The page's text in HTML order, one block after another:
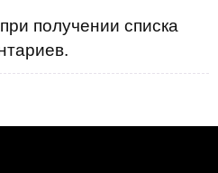
получении списка